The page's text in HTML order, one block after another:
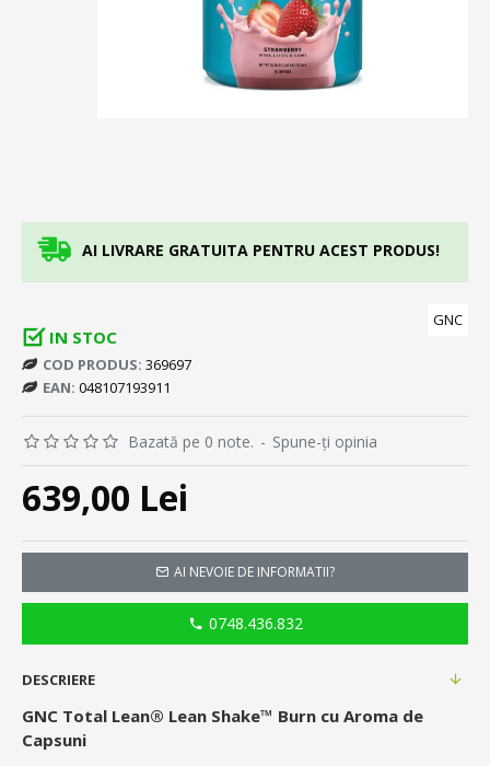
AI LIVRARE GRATUITA PENTRU ACEST PRODUS!
IN STOC
COD PRODUS: 369697
EAN: 048107193911
GNC
Bazată pe 0 note. - Spune-ţi opinia
639,00 Lei
AI NEVOIE DE INFORMATII?
0748.436.832
DESCRIERE
GNC Total Lean® Lean Shake™ Burn cu Aroma de
Capsuni